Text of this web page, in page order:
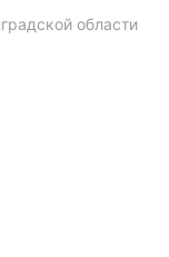
области